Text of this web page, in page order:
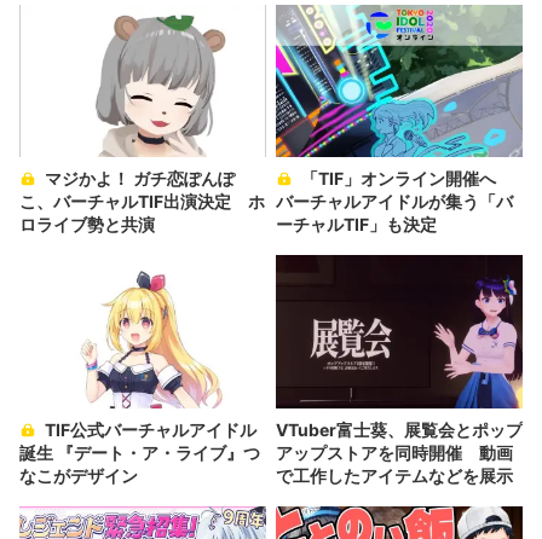
こ、バーチャルTIF出演決定 ホ
ロライブ勢と共演
バーチャルアイドルが集う「バ
ーチャルTIF」も決定
誕生 『デート・ア・ライブ』つ
なこがデザイン
VTuber富士葵、展覧会とポップ
アップストアを同時開催 動画
で工作したアイテムなどを展示